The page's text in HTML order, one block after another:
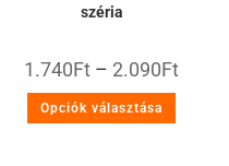
széria
1.740Ft – 2.090Ft
Opciók választása